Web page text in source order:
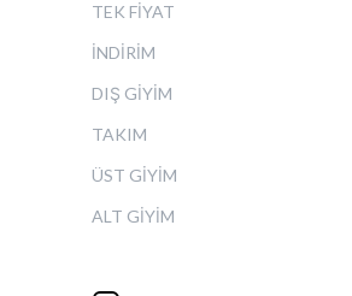
TEK FİYAT
İNDİRİM
DIŞ GİYİM
TAKIM
ÜST GİYİM
ALT GİYİM